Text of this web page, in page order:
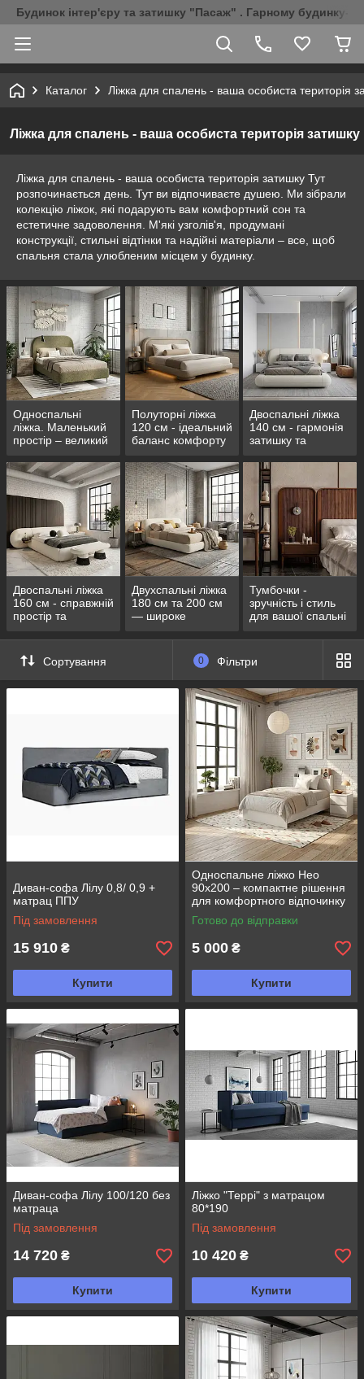
Будинок інтер'єру та затишку "Пасаж" . Гарному будинку-
Каталог Ліжка для спалень - ваша особиста територія
Ліжка для спалень - ваша особиста територія затишку
Ліжка для спалень - ваша особиста територія затишку Тут
розпочинається день. Тут ви відпочиваєте душею. Ми зібрали
колекцію ліжок, які подарують вам комфортний сон та
естетичне задоволення. М'які узголів'я, продумані
конструкції, стильні відтінки та надійні матеріали – все, щоб
спальня стала улюбленим місцем у будинку.
Односпальні
ліжка. Маленький
простір – великий
Полуторні ліжка
120 см - ідеальний
баланс комфорту
вашої оселі.
Двоспальні ліжка
140 см - гармонія
затишку та
вашому будинку
Двоспальні ліжка
160 см - справжній
простір та
комфорт для двох
Двухспальні ліжка
180 см та 200 см
— широке
міцного та
спокійного сну
Тумбочки -
зручність і стиль
для вашої спальні
Сортування 0 Фільтри
Диван-софа Лілу 0,8/ 0,9 +
матрац ППУ
Під замовлення
15 910 ₴
Купити
Односпальне ліжко Нео
90x200 – компактне рішення
для комфортного відпочинку
та сучасного інтер'єру
Готово до відправки
5 000 ₴
Купити
Диван-софа Лілу 100/120 без
матраца
Під замовлення
14 720 ₴
Купити
Ліжко "Террі" з матрацом
80*190
Під замовлення
10 420 ₴
Купити